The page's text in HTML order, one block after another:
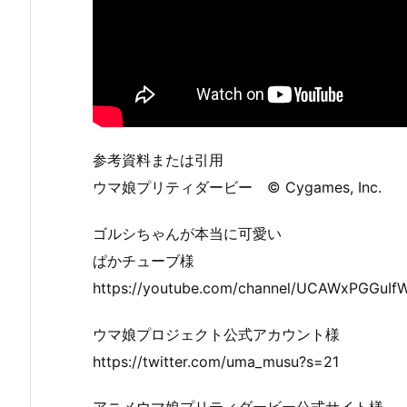
参考資料または引用
ウマ娘プリティダービー © Cygames, Inc.
ゴルシちゃんが本当に可愛い
ぱかチューブ様
https://youtube.com/channel/
ウマ娘プロジェクト公式アカウント様
https://twitter.com/uma_musu?s=21